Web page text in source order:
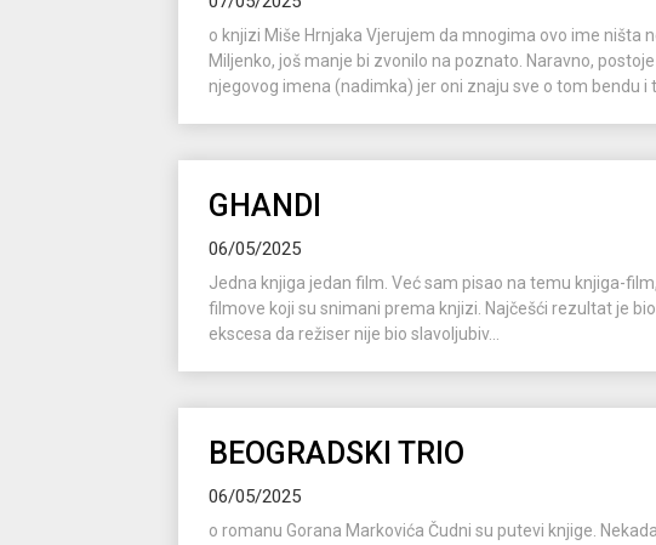
o knjizi Miše Hrnjaka Vjerujem da mnogima ovo ime ništa
Miljenko, još manje bi zvonilo na poznato. Naravno,
njegovog imena (nadimka) jer oni znaju sve o tom bendu i
GHANDI
06/05/2025
Jedna knjiga jedan film. Već sam pisao na temu knjiga-
filmove koji su snimani prema knjizi. Najčešći rezultat je
ekscesa da režiser nije bio slavoljubiv...
BEOGRADSKI TRIO
06/05/2025
o romanu Gorana Markovića Čudni su putevi knjige.